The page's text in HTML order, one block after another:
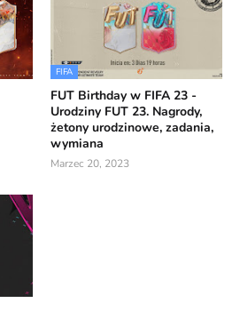
FIFA
FUT Birthday w FIFA 23 -
Urodziny FUT 23. Nagrody,
żetony urodzinowe, zadania,
wymiana
Marzec 20, 2023